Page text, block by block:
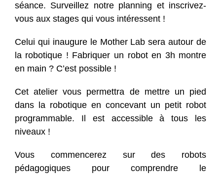
séance. Surveillez notre planning et inscrivez-
vous aux stages qui vous intéressent !
Celui qui inaugure le Mother Lab sera autour de
la robotique ! Fabriquer un robot en 3h montre
en main ? C’est possible !
Cet atelier vous permettra de mettre un pied
dans la robotique en concevant un petit robot
programmable. Il est accessible à tous les
niveaux !
Vous commencerez sur des robots
pédagogiques pour comprendre le